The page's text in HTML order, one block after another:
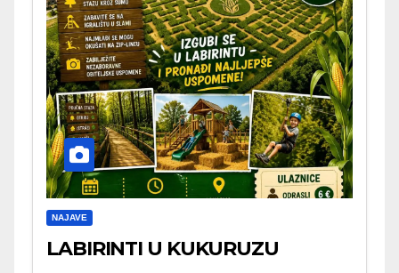
NAJAVE
LABIRINTI U KUKURUZU